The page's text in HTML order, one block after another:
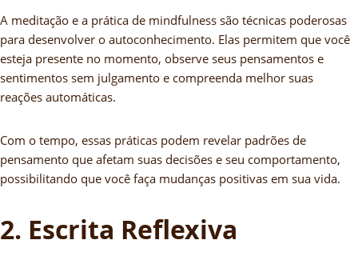
A meditação e a prática de mindfulness são técnicas poderosas
para desenvolver o autoconhecimento. Elas permitem que você
esteja presente no momento, observe seus pensamentos e
sentimentos sem julgamento e compreenda melhor suas
reações automáticas.
Com o tempo, essas práticas podem revelar padrões de
pensamento que afetam suas decisões e seu comportamento,
possibilitando que você faça mudanças positivas em sua vida.
2. Escrita Reflexiva